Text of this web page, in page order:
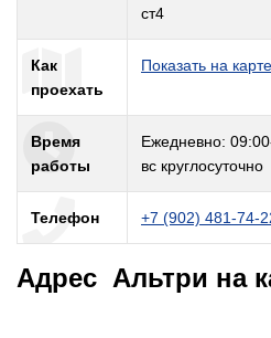
ст4
Как
проехать
Показать на карте
Время
работы
Ежедневно:
вс круглосуточно
Телефон +7 (902) 481-74-
Адрес Альтри на